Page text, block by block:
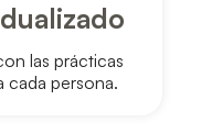
las prácticas
cada persona.